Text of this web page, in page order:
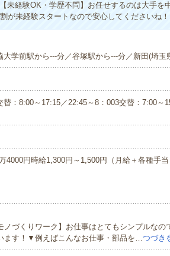
未経験OK・学歴不問】お任せするのは大手を
が未経験スタートなので安心してくださいね！
大学前駅から---分／谷塚駅から---分／新田(埼玉
替：8:00～17:15／22:45～8：003交替：7:00～
4000円時給1,300円～1,500円（月給＋各種手当
ノづくりワーク】お仕事はとてもシンプルなの
ます！▼例えばこんなお仕事・部品を…つづき